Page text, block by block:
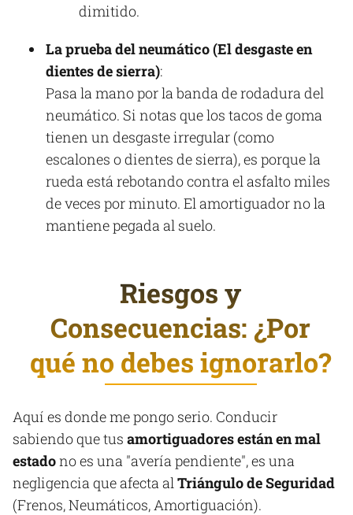
dimitido.​
La prueba del neumático (El desgaste en
dientes de sierra):
Pasa la mano por la banda de rodadura del
neumático. Si notas que los tacos de goma
tienen un desgaste irregular (como
escalones o dientes de sierra), es porque la
rueda está rebotando contra el asfalto miles
de veces por minuto. El amortiguador no la
mantiene pegada al suelo.
Riesgos y
Consecuencias: ¿Por
qué no debes ignorarlo?
Aquí es donde me pongo serio. Conducir
sabiendo que tus amortiguadores están en mal
estadono es una "avería pendiente", es una
negligencia que afecta al Triángulo de Seguridad
(Frenos, Neumáticos, Amortiguación).